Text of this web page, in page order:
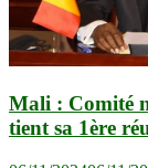
Mali : Comité
tient sa 1ère